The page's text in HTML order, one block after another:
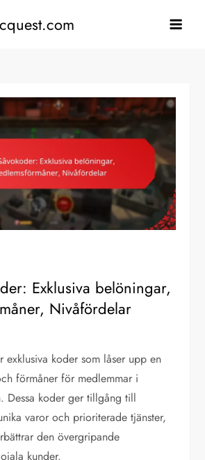
Exklusiva belöningar,
Nivåfördelar
exklusiva koder som låser upp en
förmåner för medlemmar i
Dessa koder ger tillgång till
varor och prioriterade tjänster,
den övergripande
kunder.